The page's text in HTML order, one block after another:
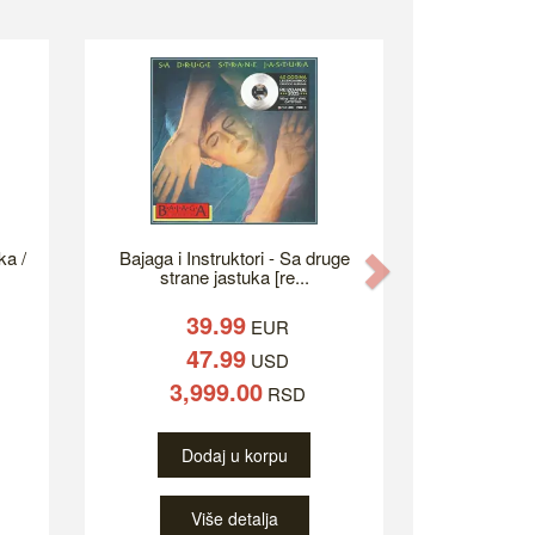
/ Bajaga i Instruktori - Sa druge
strane jastuka [re...
39.99EUR
47.99USD
3,999.00RSD
Dodaj u korpu
Više detalja